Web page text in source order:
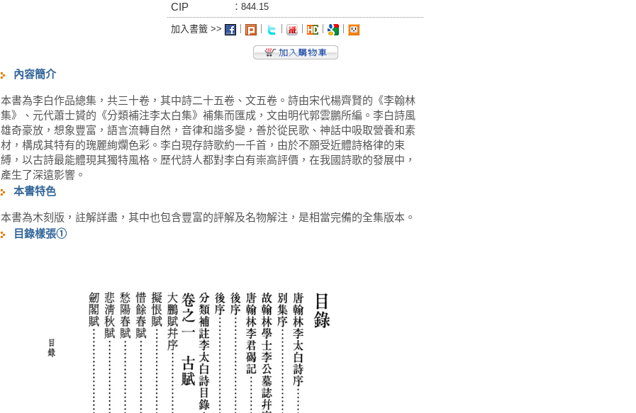
CIP ：844.15
加入書籤 >>
內容簡介
本書為李白作品總集，共三十卷，其中詩二十五卷、文五卷。詩由宋代楊齊賢的《李翰林
集》、元代蕭士贇的《分類補注李太白集》補集而匯成，文由明代郭雲鵬所編。李白詩風
雄奇豪放，想象豐富，語言流轉自然，音律和諧多變，善於從民歌、神話中吸取營養和素
材，構成其特有的瑰麗絢爛色彩。李白現存詩歌約一千首，由於不願受近體詩格律的束
縛，以古詩最能體現其獨特風格。歷代詩人都對李白有崇高評價，在我國詩歌的發展中，
產生了深遠影響。
本書特色
本書為木刻版，註解詳盡，其中也包含豐富的評解及名物解注，是相當完備的全集版本。
目錄樣張①